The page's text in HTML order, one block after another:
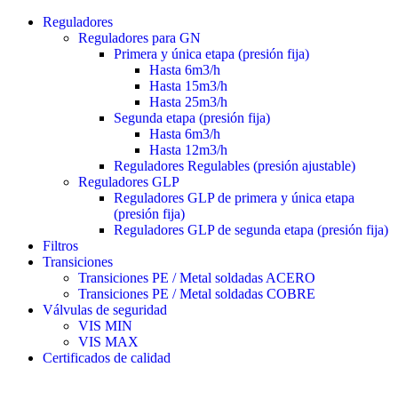
Reguladores
Reguladores para GN
Primera y única etapa (presión fija)
Hasta 6m3/h
Hasta 15m3/h
Hasta 25m3/h
Segunda etapa (presión fija)
Hasta 6m3/h
Hasta 12m3/h
Reguladores Regulables (presión ajustable)
Reguladores GLP
Reguladores GLP de primera y única etapa
(presión fija)
Reguladores GLP de segunda etapa (presión fija)
Filtros
Transiciones
Transiciones PE / Metal soldadas ACERO
Transiciones PE / Metal soldadas COBRE
Válvulas de seguridad
VIS MIN
VIS MAX
Certificados de calidad